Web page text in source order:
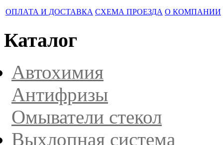
ОПЛАТА И ДОСТАВКА СХЕМА ПРОЕЗДА О КОМПАНИИ
Каталог
Автохимия
Антифризы
Омыватели стекол
Выхлопная система